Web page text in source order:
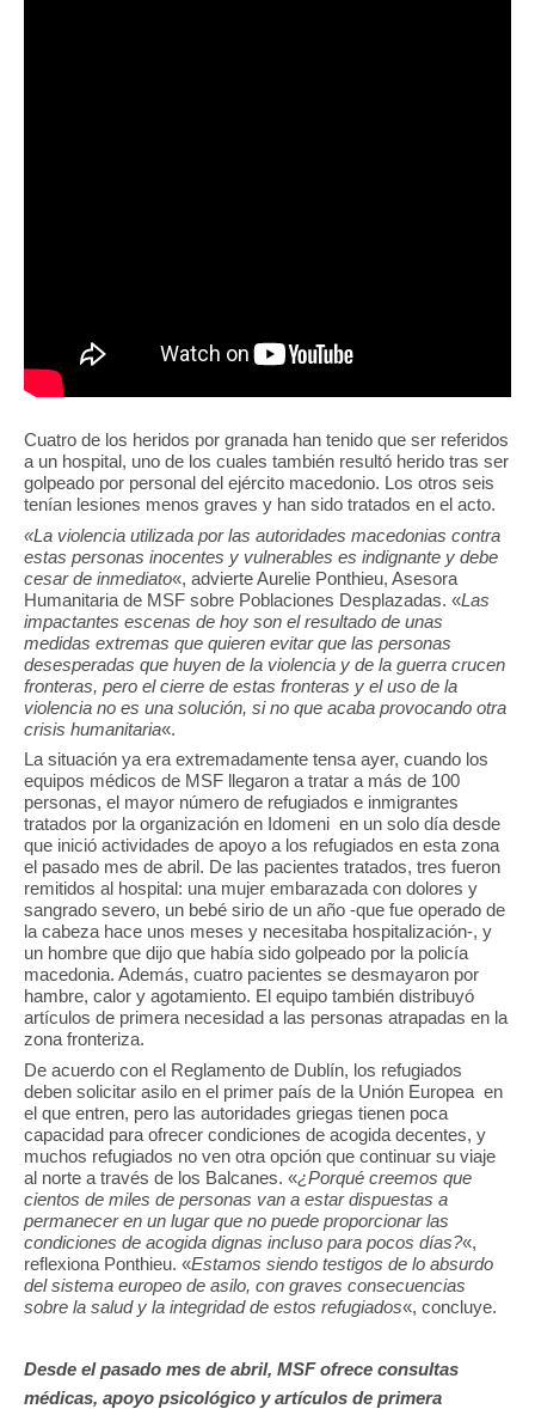
Cuatro de los heridos por granada han tenido que ser referidos
a un hospital, uno de los cuales también resultó herido tras ser
golpeado por personal del ejército macedonio. Los otros seis
tenían lesiones menos graves y han sido tratados en el acto.
«La violencia utilizada por las autoridades macedonias contra
estas personas inocentes y vulnerables es indignante y debe
cesar de inmediato«, advierte Aurelie Ponthieu, Asesora
Humanitaria de MSF sobre Poblaciones Desplazadas. «Las
impactantes escenas de hoy son el resultado de unas
medidas extremas que quieren evitar que las personas
desesperadas que huyen de la violencia y de la guerra crucen
fronteras, pero el cierre de estas fronteras y el uso de la
violencia no es una solución, si no que acaba provocando otra
crisis humanitaria«.
La situación ya era extremadamente tensa ayer, cuando los
equipos médicos de MSF llegaron a tratar a más de 100
personas, el mayor número de refugiados e inmigrantes
tratados por la organización en Idomeni en un solo día desde
que inició actividades de apoyo a los refugiados en esta zona
el pasado mes de abril. De las pacientes tratados, tres fueron
remitidos al hospital: una mujer embarazada con dolores y
sangrado severo, un bebé sirio de un año -que fue operado de
la cabeza hace unos meses y necesitaba hospitalización-, y
un hombre que dijo que había sido golpeado por la policía
macedonia. Además, cuatro pacientes se desmayaron por
hambre, calor y agotamiento. El equipo también distribuyó
artículos de primera necesidad a las personas atrapadas en la
zona fronteriza.
De acuerdo con el Reglamento de Dublín, los refugiados
deben solicitar asilo en el primer país de la Unión Europea en
el que entren, pero las autoridades griegas tienen poca
capacidad para ofrecer condiciones de acogida decentes, y
muchos refugiados no ven otra opción que continuar su viaje
al norte a través de los Balcanes. «¿Porqué creemos que
cientos de miles de personas van a estar dispuestas a
permanecer en un lugar que no puede proporcionar las
condiciones de acogida dignas incluso para pocos días?«,
reflexiona Ponthieu. «Estamos siendo testigos de lo absurdo
del sistema europeo de asilo, con graves consecuencias
sobre la salud y la integridad de estos refugiados«, concluye.
Desde el pasado mes de abril, MSF ofrece consultas
médicas, apoyo psicológico y artículos de primera